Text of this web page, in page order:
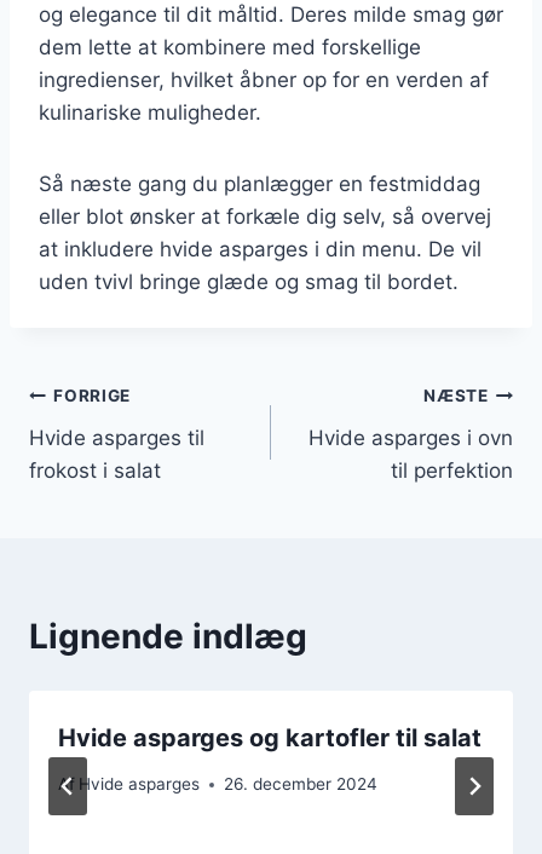
og elegance til dit måltid. Deres milde smag gør
dem lette at kombinere med forskellige
ingredienser, hvilket åbner op for en verden af
kulinariske muligheder.
Så næste gang du planlægger en festmiddag
eller blot ønsker at forkæle dig selv, så overvej
at inkludere hvide asparges i din menu. De vil
uden tvivl bringe glæde og smag til bordet.
Indlægsnavigation
FORRIGE
Hvide asparges til
frokost i salat
NÆSTE
Hvide asparges i ovn
til perfektion
Lignende indlæg
Hvide asparges og kartofler til salat
Af Hvide asparges 26. december 2024